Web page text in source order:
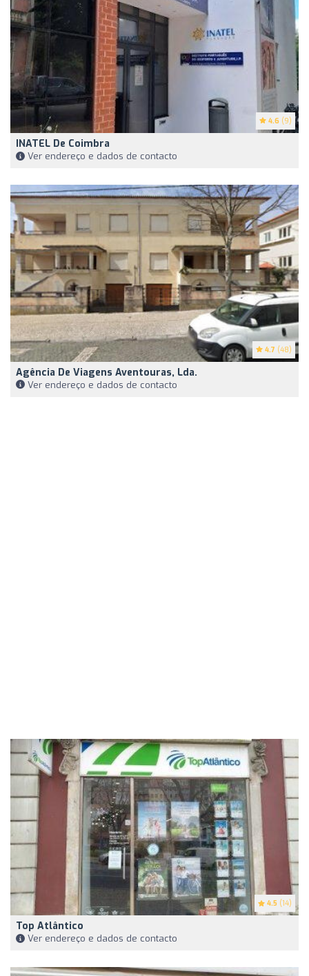
4.6 (9)
INATEL De Coimbra
Ver endereço e dados de contacto
4.7 (48)
Agência De Viagens Aventouras, Lda.
Ver endereço e dados de contacto
4.5 (14)
Top Atlântico
Ver endereço e dados de contacto